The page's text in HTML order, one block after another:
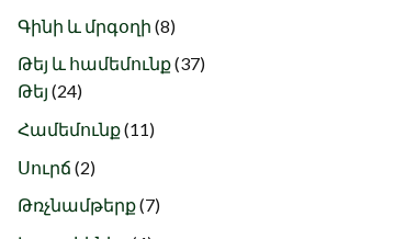
products
Գինի և մրգօղի 88
Թեյ և համեմունք 3737
Թեյ 2424
products
Համեմունք 1111
Սուրճ 22
products
Թռչնամթերք 77